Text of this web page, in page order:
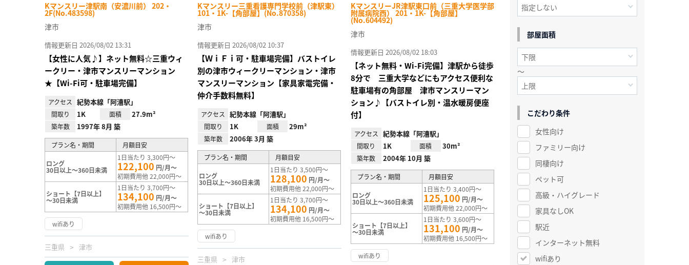
Kマンスリー津駅南（安濃川前） 202・
2F(No.483598)
津市
情報更新日 2026/08/02 13:31
【女性に人気♪】ネット無料☆三重ウィ
ークリー・津市マンスリーマンション
★【Wi-Fi可・駐車場完備】
アクセス 紀勢本線「阿漕駅」
間取り 1K 面積 27.9m²
築年数 1997年 8月 築
プラン名・期間 月額目安
ロング
30日以上～360日未満
1日当たり 3,300円～
122,100 円/月～
初期費用他 22,000円～
ショート【7日以上】
～30日未満
1日当たり 3,700円～
134,100 円/月～
初期費用他 16,500円～
wifiあり
三重県 津市
Kマンスリー三重看護専門学校前（津駅東）
101・1K-【角部屋】(No.870358)
津市
情報更新日 2026/08/02 10:37
【ＷｉＦｉ可・駐車場完備】バストイレ
別の津市ウィークリーマンション・津市
マンスリーマンション【家具家電完備・
仲介手数料無料】
アクセス 紀勢本線「阿漕駅」
間取り 1K 面積 29m²
築年数 2006年 3月 築
プラン名・期間 月額目安
ロング
30日以上～360日未満
1日当たり 3,500円～
128,100 円/月～
初期費用他 22,000円～
ショート【7日以上】
～30日未満
1日当たり 3,700円～
134,100 円/月～
初期費用他 16,500円～
wifiあり
三重県 津市
KマンスリーJR津駅東口前（三重大学医学部
附属病院西） 201・1K-【角部屋】
(No.604492)
津市
情報更新日 2026/08/02 18:03
【ネット無料・Wi-Fi完備】津駅から徒歩
8分で 三重大学などにもアクセス便利な
駐車場有の角部屋 津市マンスリーマン
ション♪【バストイレ別・温水暖房便座
付】
アクセス 紀勢本線「阿漕駅」
間取り 1K 面積 30m²
築年数 2004年 10月 築
プラン名・期間 月額目安
ロング
30日以上～360日未満
1日当たり 3,400円～
125,100 円/月～
初期費用他 22,000円～
ショート【7日以上】
～30日未満
1日当たり 3,600円～
131,100 円/月～
初期費用他 16,500円～
wifiあり
部屋面積
～
こだわり条件
女性向け
ファミリー向け
同棲向け
ペット可
高級・ハイグレード
家具なしOK
駅近
インターネット無料
wifiあり